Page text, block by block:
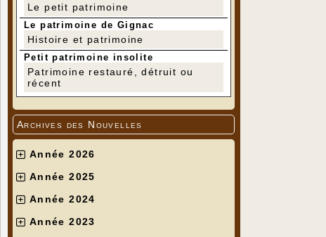
Le petit patrimoine
Le patrimoine de Gignac
Histoire et patrimoine
Petit patrimoine insolite
Patrimoine restauré, détruit ou
récent
Archives des Nouvelles
Année 2026
Année 2025
Année 2024
Année 2023